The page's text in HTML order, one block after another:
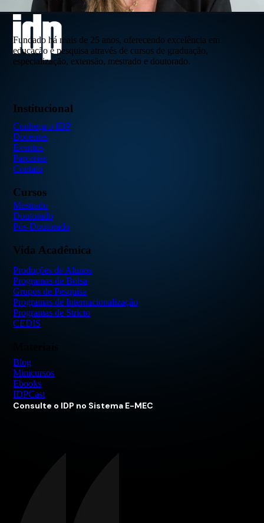
Fundado há mais de 25 anos, oferecendo excelência em
educação e pesquisa através de cursos de graduação,
especialização, extensão, mestrado e doutorado.
Institucional
Conheça o IDP
Docentes
Eventos
Parcerias
Contato
Cursos
Mestrado
Doutorado
Pós-Doutorado
Vida Acadêmica
Produções de Alunos
Programas de Bolsa
Grupos de Pesquisa
Programas de Internacionalização
Programas de Stricto
CEDIS
Blog
Minicursos
Ebooks
IDPCast
Consulte o IDP no Sistema E-MEC